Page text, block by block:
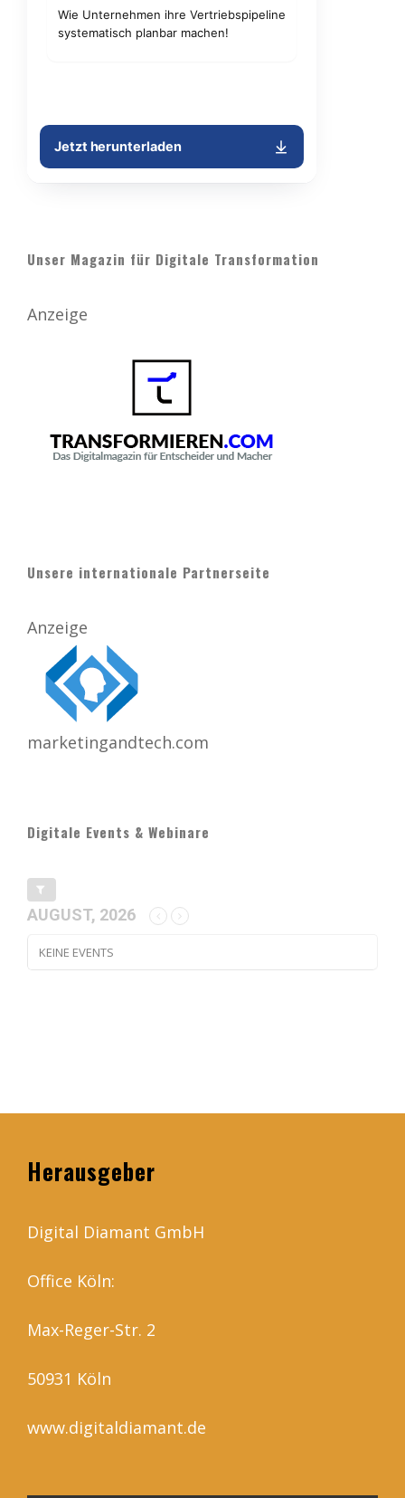
Unser Magazin für Digitale Transformation
Anzeige
Unsere internationale Partnerseite
Anzeige
marketingandtech.com
Digitale Events & Webinare
AUGUST, 2026
KEINE EVENTS
Herausgeber
Digital Diamant GmbH
Office Köln:
Max-Reger-Str. 2
50931 Köln
www.digitaldiamant.de